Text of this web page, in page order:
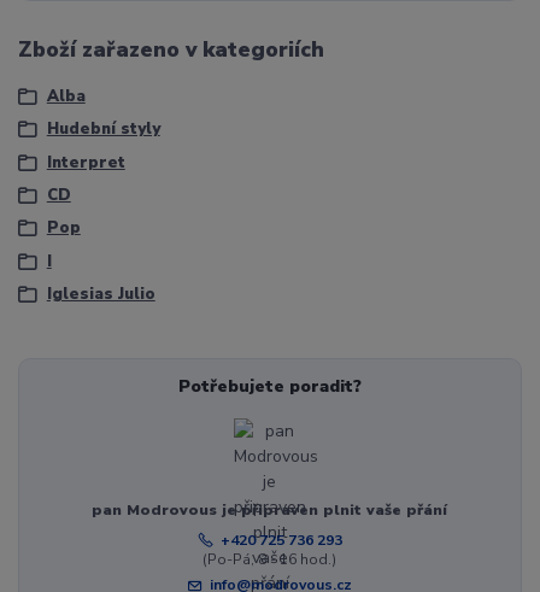
Zboží zařazeno v kategoriích
Alba
Hudební styly
Interpret
CD
Pop
I
Iglesias Julio
Potřebujete poradit?
pan Modrovous je připraven plnit vaše přání
+420 725 736 293
(Po-Pá, 8 - 16 hod.)
info@modrovous.cz